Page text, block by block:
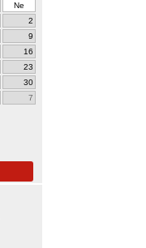
Ne
2
9
16
23
30
7